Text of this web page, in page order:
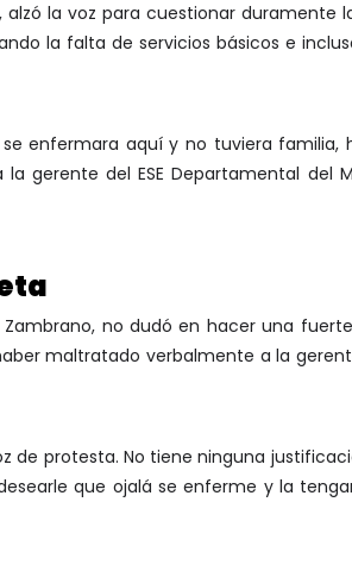
la voz para cuestionar duramente
la falta de servicios básicos e
enfermara aquí y no tuviera familia,
gerente del ESE Departamental del
no dudó en hacer una
maltratado verbalmente a la
de protesta. No tiene ninguna
que ojalá se enferme y la